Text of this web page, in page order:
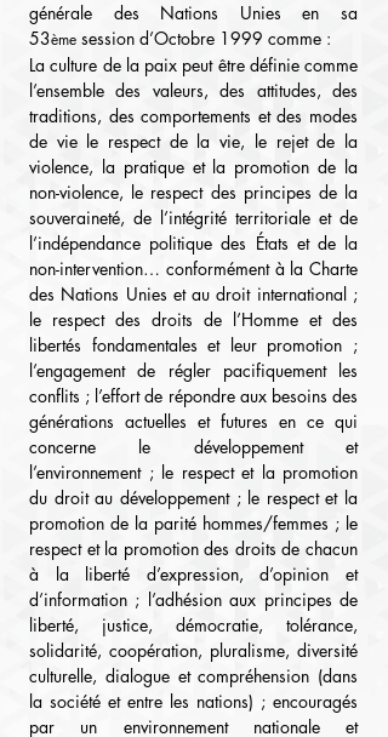
générale des Nations Unies en sa
53ème session d’Octobre 1999 comme :
La culture de la paix peut être définie comme
l’ensemble des valeurs, des attitudes, des
traditions, des comportements et des modes
de vie le respect de la vie, le rejet de la
violence, la pratique et la promotion de la
non-violence, le respect des principes de la
souveraineté, de l’intégrité territoriale et de
l’indépendance politique des États et de la
non-intervention… conformément à la Charte
des Nations Unies et au droit international ;
le respect des droits de l’Homme et des
libertés fondamentales et leur promotion ;
l’engagement de régler pacifiquement les
conflits ; l’effort de répondre aux besoins des
générations actuelles et futures en ce qui
concerne le développement et
l’environnement ; le respect et la promotion
du droit au développement ; le respect et la
promotion de la parité hommes/femmes ; le
respect et la promotion des droits de chacun
à la liberté d’expression, d’opinion et
d’information ; l’adhésion aux principes de
liberté, justice, démocratie, tolérance,
solidarité, coopération, pluralisme, diversité
culturelle, dialogue et compréhension (dans
la société et entre les nations) ; encouragés
par un environnement nationale et